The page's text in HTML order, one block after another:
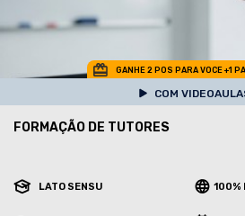
GANHE 2 POS PARA VOCE +1
COM
FORMAÇÃO DE TUTORES
LATO SENSU 100%